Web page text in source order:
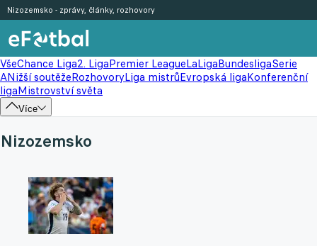
VšeChance Liga2. LigaPremier LeagueLaLigaBundesligaSerie
ANižší soutěžeRozhovoryLiga mistrůEvropská ligaKonferenční
ligaMistrovství světa
Více
Nizozemsko - zprávy, články, rozhovory
Nizozemsko